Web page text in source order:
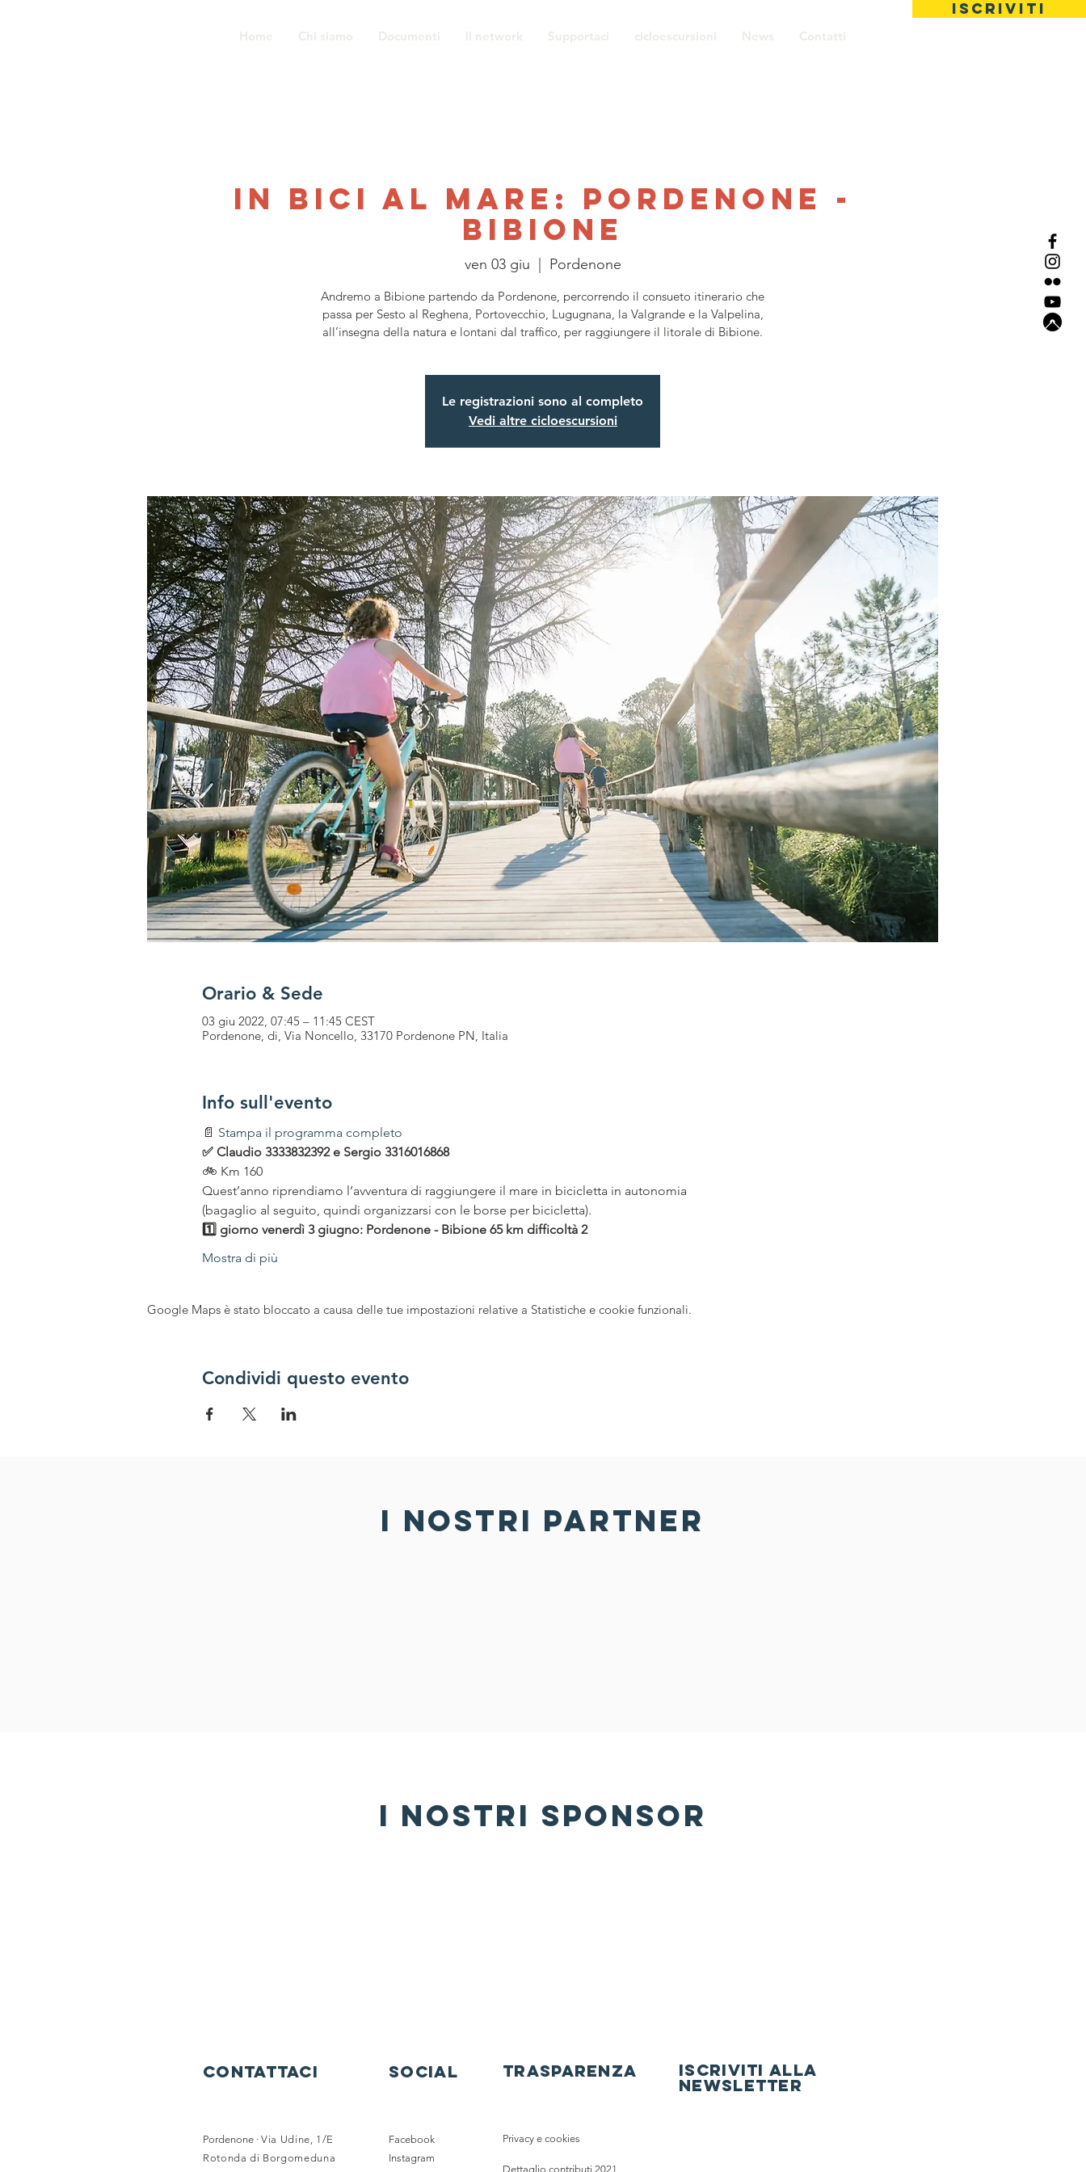
ISCRIVITI
In bici al mare: Pordenone -
Bibione
ven 03 giu Pordenone
Andremo a Bibione partendo da Pordenone, percorrendo il consueto itinerario che
passa per Sesto al Reghena, Portovecchio, Lugugnana, la Valgrande e la Valpelina,
all’insegna della natura e lontani dal traffico, per raggiungere il litorale di Bibione.
Le registrazioni sono al completo
Vedi altre cicloescursioni
Orario & Sede
03 giu 2022, 07:45 – 11:45 CEST
Pordenone, di, Via Noncello, 33170 Pordenone PN, Italia
Info sull'evento
📄 Stampa il programma completo
✅ Claudio 3333832392 e Sergio 3316016868
🚲 Km 160
Quest’anno riprendiamo l’avventura di raggiungere il mare in bicicletta in autonomia
(bagaglio al seguito, quindi organizzarsi con le borse per bicicletta).
1️⃣ giorno venerdì 3 giugno: Pordenone - Bibione 65 km difficoltà 2
Mostra di più
Google Maps è stato bloccato a causa delle tue impostazioni relative a Statistiche e cookie funzionali.
Condividi questo evento
i nostri partner
i nostri sponsor
Contattaci social
Pordenone · Via Udine, 1/E
Rotonda di Borgomeduna
Facebook
Instagram
trasparenza
Privacy e cookies
Dettaglio contributi 2021
ISCRIVITI ALLA
newsletter